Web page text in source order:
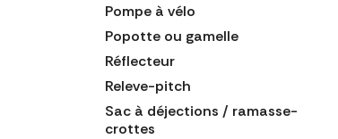
Pompe à vélo
Popotte ou gamelle
Réflecteur
Releve-pitch
Sac à déjections / ramasse-
crottes